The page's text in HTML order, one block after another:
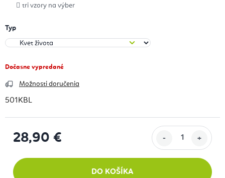
tri vzory na výber
Typ
Dočasne vypredané
Možnosti doručenia
501KBL
28,90 €
DO KOŠÍKA